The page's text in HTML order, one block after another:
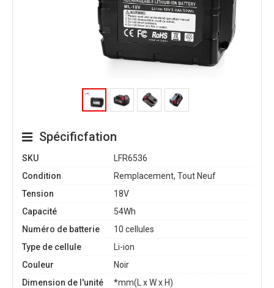
Spécificfation
SKU
LFR6536
Condition
Remplacement, Tout Neuf
Tension
18V
Capacité
54Wh
Numéro de batterie
10 cellules
Type de cellule
Li-ion
Couleur
Noir
Dimension de l'unité
*mm(L x W x H)